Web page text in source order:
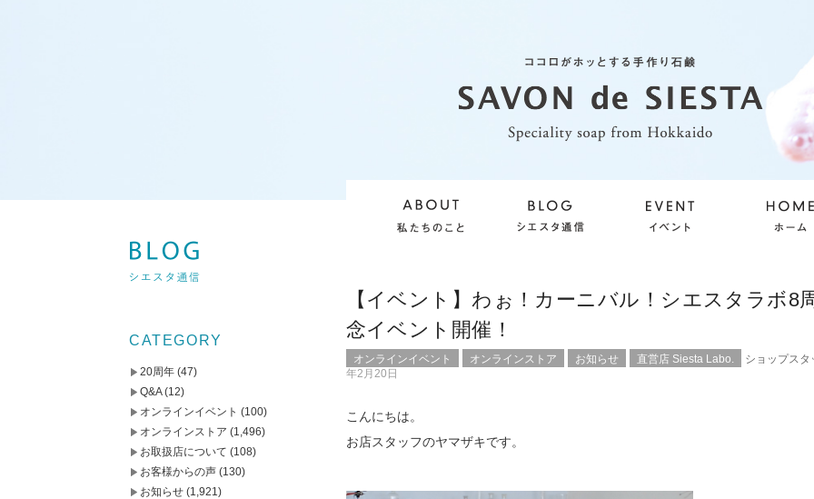
【イベント】わぉ！カーニバル！シエスタラボ8
念イベント開催！
オンラインイベント オンラインストア お知らせ 直営店 Siesta Labo. ショップスタ
年2月20日
こんにちは。
お店スタッフのヤマザキです。
CATEGORY
20周年 (47)
Q&A(12)
オンラインイベント (100)
オンラインストア (1,496)
お取扱店について (108)
お客様からの声 (130)
お知らせ (1,921)